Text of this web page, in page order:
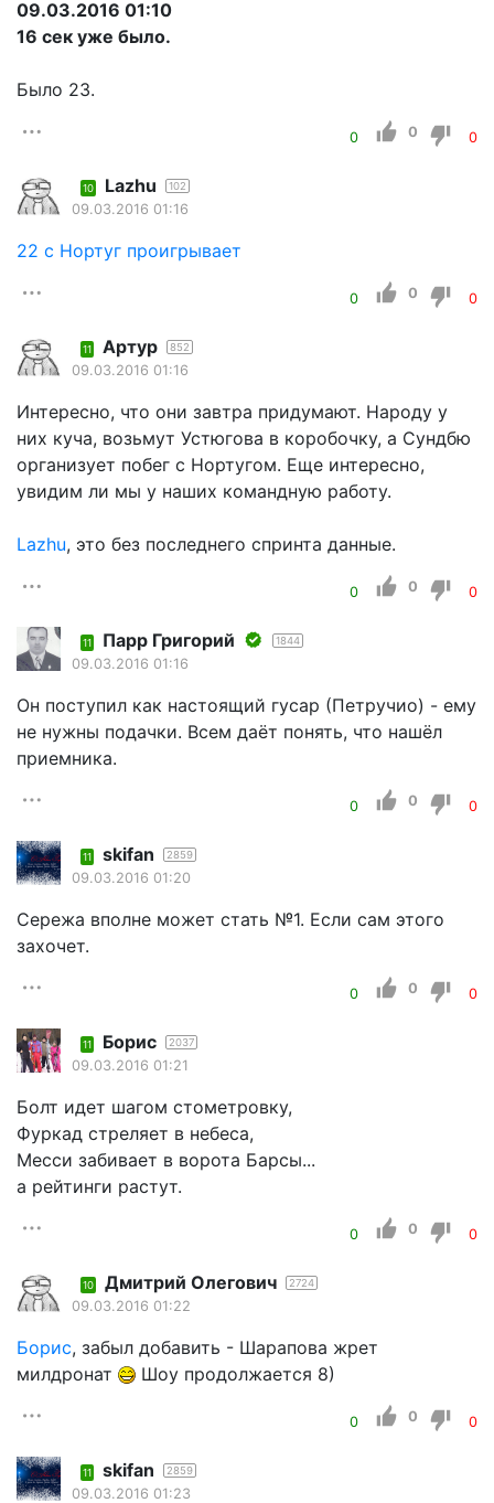
09.03.2016 01:10
16 сек уже было.
Было 23.
0 0 0
10 Lazhu 102
09.03.2016 01:16
22 с Нортуг проигрывает
0 0 0
11 Артур 852
09.03.2016 01:16
Интересно, что они завтра придумают. Народу у
них куча, возьмут Устюгова в коробочку, а Сундбю
организует побег с Нортугом. Еще интересно,
увидим ли мы у наших командную работу.
Lazhu, это без последнего спринта данные.
0 0 0
11 Парр Григорий 1844
09.03.2016 01:16
Он поступил как настоящий гусар (Петручио) - ему
не нужны подачки. Всем даёт понять, что нашёл
приемника.
0 0 0
11 skifan 2859
09.03.2016 01:20
Сережа вполне может стать №1. Если сам этого
захочет.
0 0 0
11 Борис 2037
09.03.2016 01:21
Болт идет шагом стометровку,
Фуркад стреляет в небеса,
Месси забивает в ворота Барсы...
а рейтинги растут.
0 0 0
10 Дмитрий Олегович 2724
09.03.2016 01:22
Борис, забыл добавить - Шарапова жрет
милдронат
Шоу продолжается 8)
0 0 0
11 skifan 2859
09.03.2016 01:23